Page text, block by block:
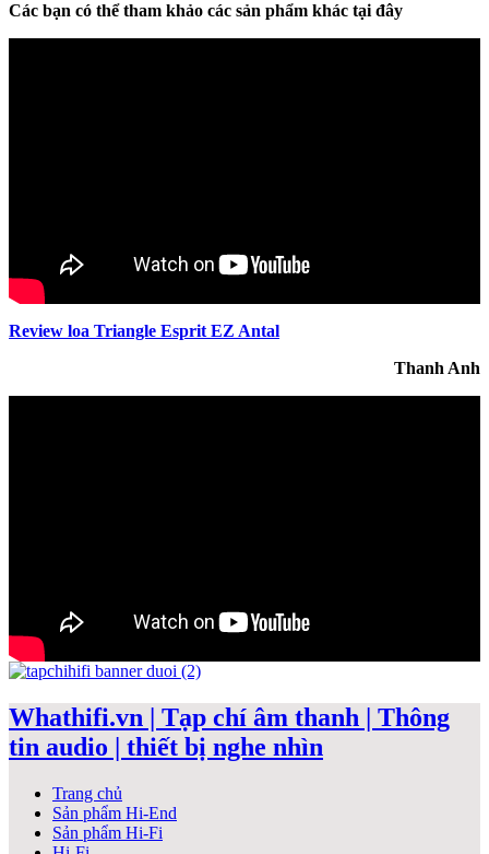
Các bạn có thể tham khảo các sản phẩm khác tại đây
Review loa Triangle Esprit EZ Antal
Thanh Anh
Whathifi.vn | Tạp chí âm thanh | Thông
tin audio | thiết bị nghe nhìn
Trang chủ
Sản phẩm Hi-End
Sản phẩm Hi-Fi